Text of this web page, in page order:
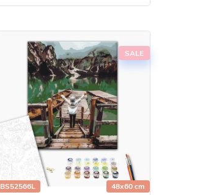
SALE
BS52566L 48x60 cm